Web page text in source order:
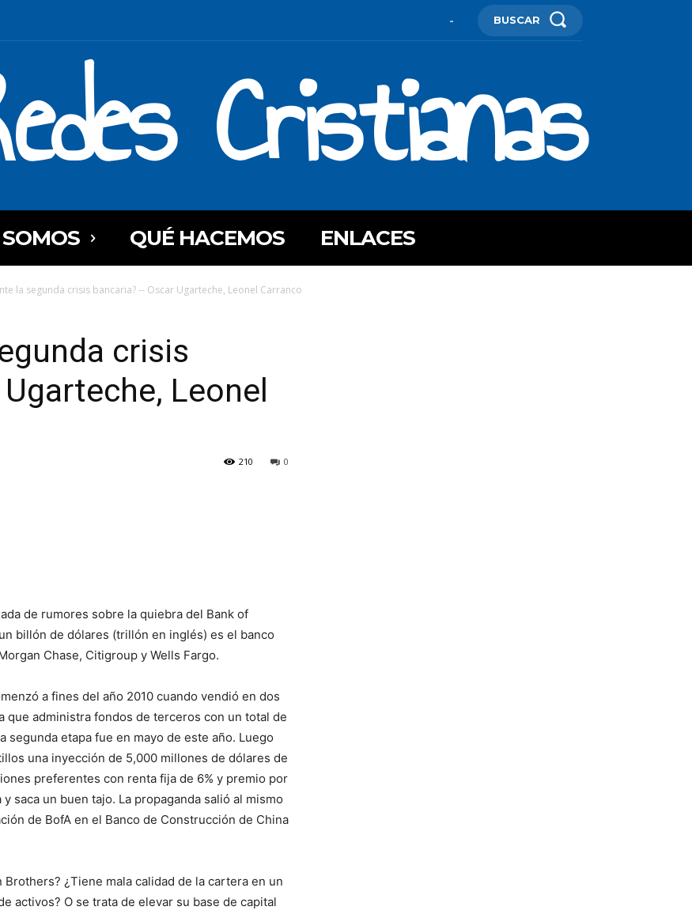
- BUSCAR
Cristianas
QUÉ HACEMOS ENLACES
la segunda crisis bancaria? -- Oscar Ugarteche, Leonel Carranco
crisis
Leonel
0
210
de rumores sobre la quiebra del Bank of
billón de dólares (trillón en inglés) es el banco
Chase, Citigroup y Wells Fargo.
a fines del año 2010 cuando vendió en dos
que administra fondos de terceros con un total de
etapa fue en mayo de este año. Luego
una inyección de 5,000 millones de dólares de
preferentes con renta fija de 6% y premio por
saca un buen tajo. La propaganda salió al mismo
de BofA en el Banco de Construcción de China
¿Tiene mala calidad de la cartera en un
activos? O se trata de elevar su base de capital